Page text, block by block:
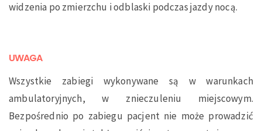
widzenia po zmierzchu i odblaski podczas jazdy nocą.
UWAGA
Wszystkie zabiegi wykonywane są w warunkach
ambulatoryjnych, w znieczuleniu miejscowym.
Bezpośrednio po zabiegu pacjent nie może prowadzić